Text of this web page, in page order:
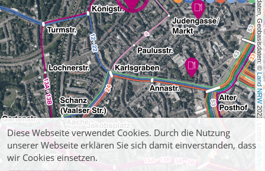
, Kartendaten, Geobasisdaten: ©
Land NRW
2021, Lizenz
dl-de/by-2-0
Diese Webseite verwendet Cookies. Durch die Nutzung
unserer Webseite erklären Sie sich damit einverstanden, dass
wir Cookies einsetzen.